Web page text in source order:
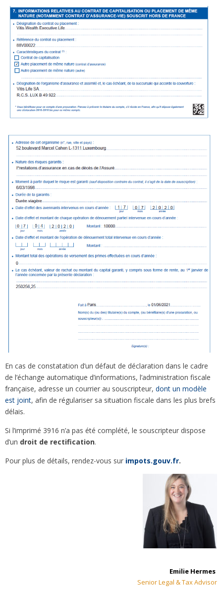
En cas de constatation d’un défaut de déclaration dans le cadre
de l’échange automatique d’informations, l’administration fiscale
française, adresse un courrier au souscripteur, dont un modèle
est joint, afin de régulariser sa situation fiscale dans les plus brefs
délais.
Si l’imprimé 3916 n’a pas été complété, le souscripteur dispose
d’un droit de rectification.
Pour plus de détails, rendez-vous sur impots.gouv.fr.
Emilie Hermes
Senior Legal & Tax Advisor